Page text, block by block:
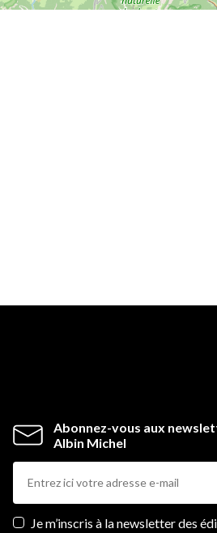
Abonnez-vous aux
Albin Michel
Newsletters
Je m’inscris à la newsletter des